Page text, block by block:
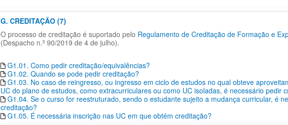
G. CREDITAÇÃO (7)
O processo de creditação é suportado pelo Regulamento de Creditação de Formação e
(Despacho n.º 90/2019 de 4 de julho).
G1.01. Como pedir creditação/equivalências?
G1.02. Quando se pode pedir creditação?
G1.03. No caso de reingresso, ou ingresso em ciclo de estudos no qual obteve
UC do plano de estudos, como extracurriculares ou como UC isoladas, é necessário pedir
G1.04. Se o curso for reestruturado, sendo o estudante sujeito a mudança curricular, é
creditação?
G1.05. É necessária inscrição nas UC em que obtém creditação?